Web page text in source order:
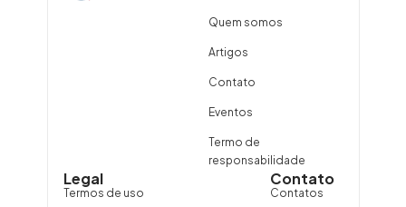
Quem somos
Artigos
Contato
Eventos
Termo de
responsabilidade
Contato
Contatos
Legal
Termos de uso